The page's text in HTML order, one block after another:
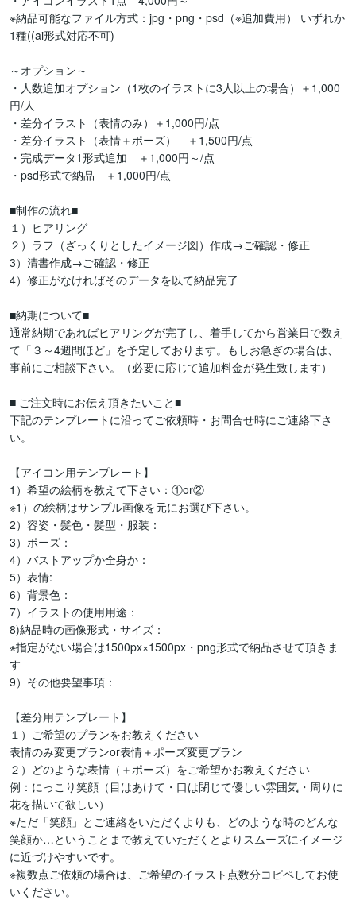
※納品可能なファイル方式：jpg・png・psd（※追加費用） いずれか
1種((ai形式対応不可)
～オプション～
・人数追加オプション（1枚のイラストに3人以上の場合）＋1,000
円/人
・差分イラスト（表情のみ）＋1,000円/点
・差分イラスト（表情＋ポーズ）　＋1,500円/点
・完成データ1形式追加　＋1,000円～/点
・psd形式で納品　＋1,000円/点
■制作の流れ■
１）ヒアリング
２）ラフ（ざっくりとしたイメージ図）作成→ご確認・修正
3）清書作成→ご確認・修正
4）修正がなければそのデータを以て納品完了
■納期について■
通常納期であればヒアリングが完了し、着手してから営業日で数え
て「３～4週間ほど」を予定しております。もしお急ぎの場合は、
事前にご相談下さい。（必要に応じて追加料金が発生致します）
■ ご注文時にお伝え頂きたいこと■
下記のテンプレートに沿ってご依頼時・お問合せ時にご連絡下さ
い。
【アイコン用テンプレート】
1）希望の絵柄を教えて下さい：①or②
※1）の絵柄はサンプル画像を元にお選び下さい。
2）容姿・髪色・髪型・服装：
3）ポーズ：
4）バストアップか全身か：
5）表情:
6）背景色：
7）イラストの使用用途：
8)納品時の画像形式・サイズ：
※指定がない場合は1500px×1500px・png形式で納品させて頂きま
す
9）その他要望事項：
【差分用テンプレート】
１）ご希望のプランをお教えください
表情のみ変更プランor表情＋ポーズ変更プラン
２）どのような表情（＋ポーズ）をご希望かお教えください
例：にっこり笑顔（目はあけて・口は閉じて優しい雰囲気・周りに
花を描いて欲しい）
※ただ「笑顔」とご連絡をいただくよりも、どのような時のどんな
笑顔か…ということまで教えていただくとよりスムーズにイメージ
に近づけやすいです。
※複数点ご依頼の場合は、ご希望のイラスト点数分コピペしてお使